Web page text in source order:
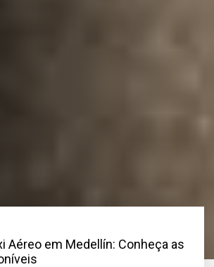
Aéreo em Medellín: Conheça as